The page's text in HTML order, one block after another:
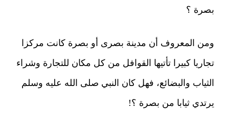
بصرة ؟
ومن المعروف أن مدينة بصرى أو بصرة كانت مركزا
تجاريا كبيرا تأتيها القوافل من كل مكان للتجارة وشراء
الثياب والبضائع، فهل كان النبي صلى الله عليه وسلم
يرتدي ثيابا من بصرة ؟!